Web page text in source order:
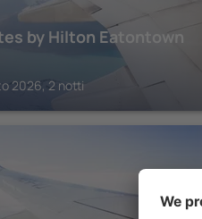
by Hilton Eatontown
2026, 2 notti